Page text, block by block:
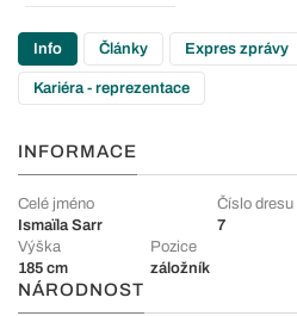
Info Články Expres zprávy
Kariéra - reprezentace
INFORMACE
Celé jméno
Ismaïla Sarr
Číslo dresu
7
Výška
185 cm
Pozice
záložník
NÁRODNOST